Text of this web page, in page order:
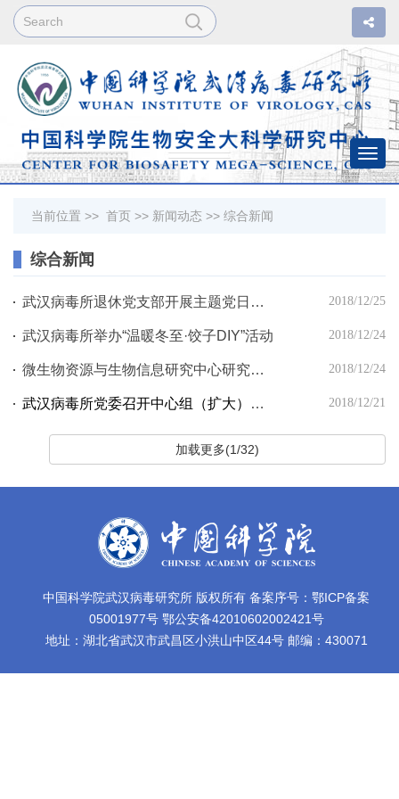
当前位置 >> 首页 >> 新闻动态 >> 综合新闻
综合新闻
武汉病毒所退休党支部开展主题党日活动 2018/12/25
武汉病毒所举办“温暖冬至·饺子DIY”活动 2018/12/24
微生物资源与生物信息研究中心研究生党支部举办“实验技术讲座” 2018/12/24
武汉病毒所党委召开中心组（扩大）学习会议 2018/12/21
加载更多(1/32)
中国科学院武汉病毒研究所 版权所有 备案序号：鄂ICP备案
05001977号 鄂公安备42010602002421号
地址：湖北省武汉市武昌区小洪山中区44号 邮编：430071